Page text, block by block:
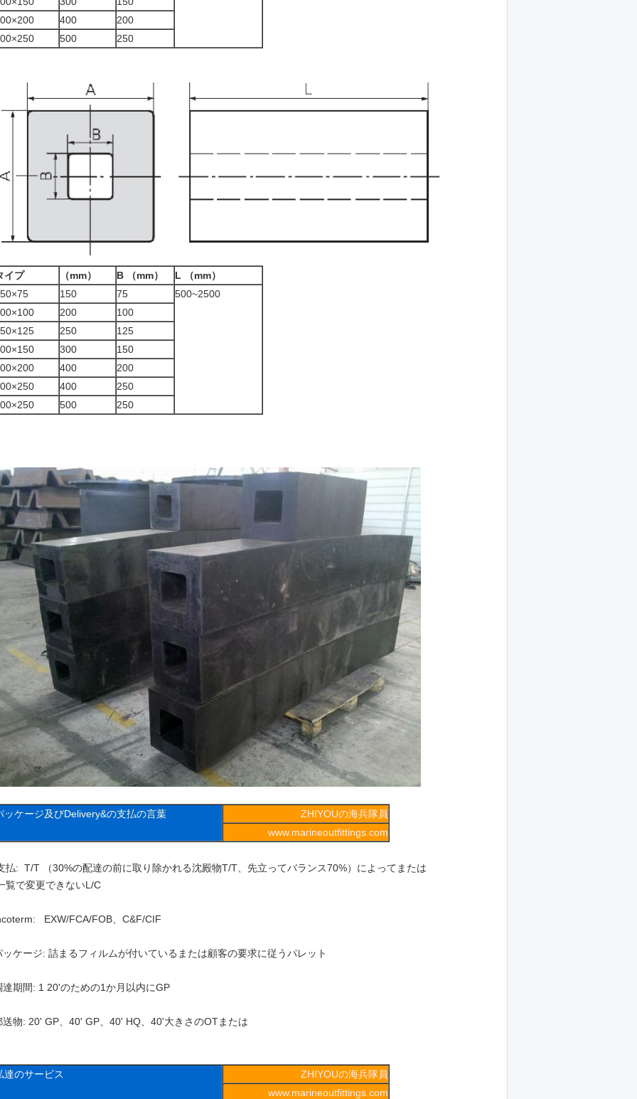
400
200
500 250
イプ （mm） B （mm）
L （mm）
150 75
500~2500
200
100
250
125
300
150
400
200
400
250
500 250
ッケージ及びDelivery&の支払の言葉
ZHIYOUの海兵隊員
www.marineoutfittings.com
払: T/T （30%の配達の前に取り除かれる沈殿物T/T、先立ってバランス70%）によってまたは
覧で変更できないL/C
EXW/FCA/FOB、C&F/CIF
ッケージ: 詰まるフィルムが付いているまたは顧客の要求に従うパレット
達期間: 1 20'のための1か月以内にGP
送物: 20' GP、40' GP、40' HQ、40'大きさのOTまたは
達のサービス
ZHIYOUの海兵隊員
www.marineoutfittings.com